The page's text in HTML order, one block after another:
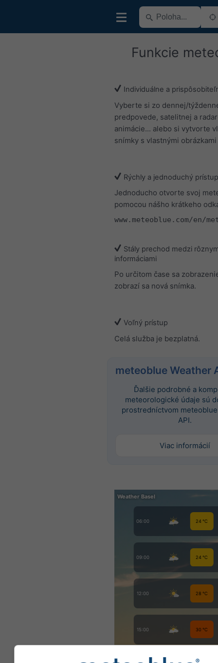
Funkcie
Individuálne a
Vyberte si zo dennej/
predpovede, satelitnej a
animácie... alebo si vytvorte
snímky s vlastnými
Rýchly a jednoduchý prístup
Jednoducho otvorte svoj
pomocou nášho krátkeho
www.meteoblue.com/en/
Stály prechod medzi
informáciami
Po určitom čase sa
zobrazí sa nová snímka.
Voľný prístup
Celá služba je bezplatná.
meteoblue Weather
Ďalšie podrobné a
meteorologické údaje sú
prostredníctvom
API.
Viac informácií